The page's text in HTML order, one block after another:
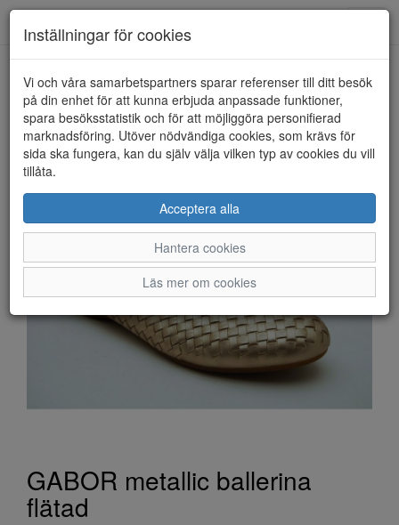
HEM GABOR
GABOR metallic ballerina
flätad
Inställningar för cookies
Vi och våra samarbetspartners sparar referenser till ditt besök
på din enhet för att kunna erbjuda anpassade funktioner,
spara besöksstatistik och för att möjliggöra personifierad
marknadsföring. Utöver nödvändiga cookies, som krävs för
sida ska fungera, kan du själv välja vilken typ av cookies du vill
tillåta.
Acceptera alla
Hantera cookies
Läs mer om cookies